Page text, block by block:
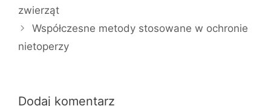
zwierząt
Współczesne metody stosowane w ochronie
nietoperzy
Dodaj komentarz